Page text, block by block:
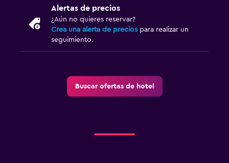
Alertas de precios
¿Aún no quieres reservar?
Crea una alerta de precios para realizar un
seguimiento.
Buscar ofertas de hotel